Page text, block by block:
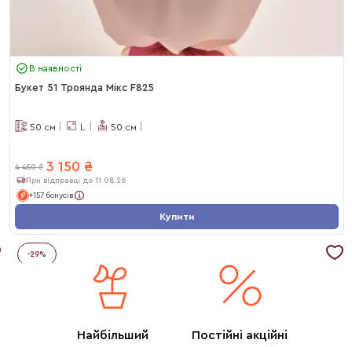
В наявності
Букет 51 Троянда Мікс F825
50 см L 50 см
4 450 ₴ 3 150 ₴
При відправці до 11.08.26
+157 бонусів
Купити
-29%
Найбільший
Постійні акційні